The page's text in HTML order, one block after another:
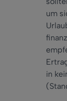
um
in